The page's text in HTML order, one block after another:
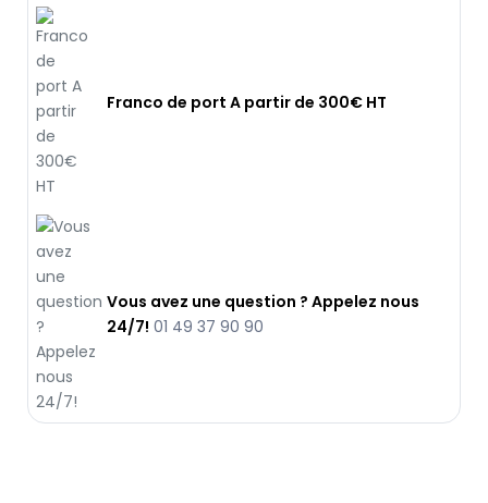
Franco de port A partir de 300€ HT
Vous avez une question ? Appelez nous
24/7! 01 49 37 90 90